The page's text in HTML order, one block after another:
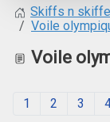
Skiffs n
Voile
Voile
1 2 3